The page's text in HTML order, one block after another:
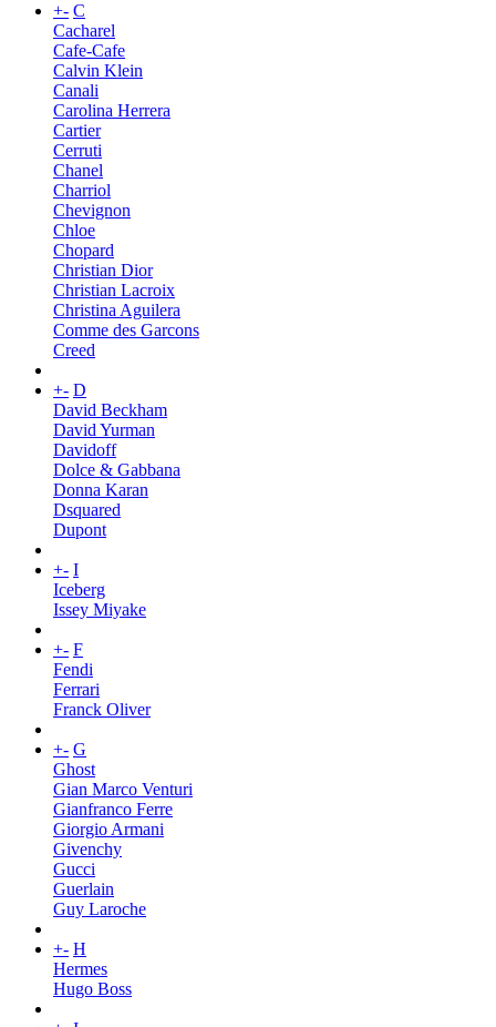
+- C
Cacharel
Cafe-Cafe
Calvin Klein
Canali
Carolina Herrera
Cartier
Cerruti
Chanel
Charriol
Chevignon
Chloe
Chopard
Christian Dior
Christian Lacroix
Christina Aguilera
Comme des Garcons
Creed
+- D
David Beckham
David Yurman
Davidoff
Dolce & Gabbana
Donna Karan
Dsquared
Dupont
+- I
Iceberg
Issey Miyake
+- F
Fendi
Ferrari
Franck Oliver
+- G
Ghost
Gian Marco Venturi
Gianfranco Ferre
Giorgio Armani
Givenchy
Gucci
Guerlain
Guy Laroche
+- H
Hermes
Hugo Boss